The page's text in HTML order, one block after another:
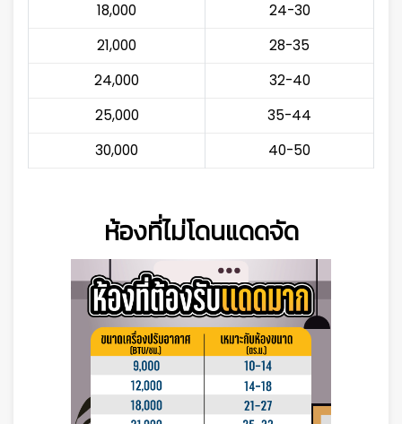
18,000
24-30
21,000
28-35
24,000
32-40
25,000
35-44
30,000
40-50
ห้องที่ไม่โดนแดดจัด